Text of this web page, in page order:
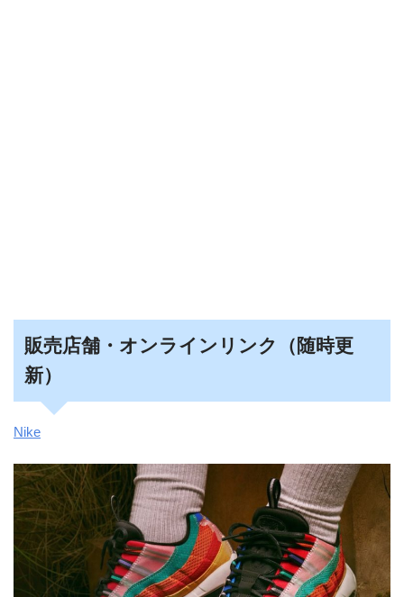
販売店舗・オンラインリンク（随時更
新）
Nike